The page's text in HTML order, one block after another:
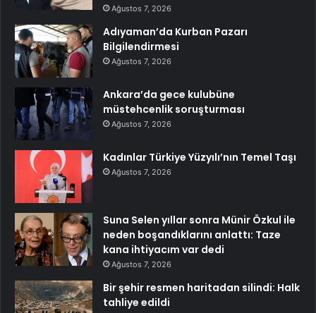
Ağustos 7, 2026
Adıyaman’da Kurban Pazarı
Bilgilendirmesi
Ağustos 7, 2026
Ankara’da gece kulubüne
müstehcenlik soruşturması
Ağustos 7, 2026
Kadınlar Türkiye Yüzyılı’nın Temel Taşı
Ağustos 7, 2026
Suna Selen yıllar sonra Münir Özkul ile
neden boşandıklarını anlattı: Taze
kana ihtiyacım var dedi
Ağustos 7, 2026
Bir şehir resmen haritadan silindi: Halk
tahliye edildi